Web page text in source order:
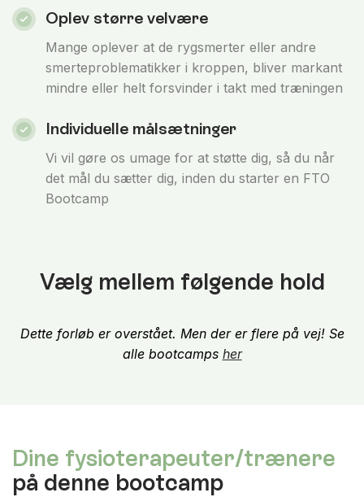
Oplev større velvære
Mange oplever at de rygsmerter eller andre
smerteproblematikker i kroppen, bliver markant
mindre eller helt forsvinder i takt med træningen
Individuelle målsætninger
Vi vil gøre os umage for at støtte dig, så du når
det mål du sætter dig, inden du starter en FTO
Bootcamp
Vælg mellem følgende hold
Dette forløb er overstået. Men der er flere på vej! Se
alle bootcamps her
Dine fysioterapeuter/trænere
på denne bootcamp